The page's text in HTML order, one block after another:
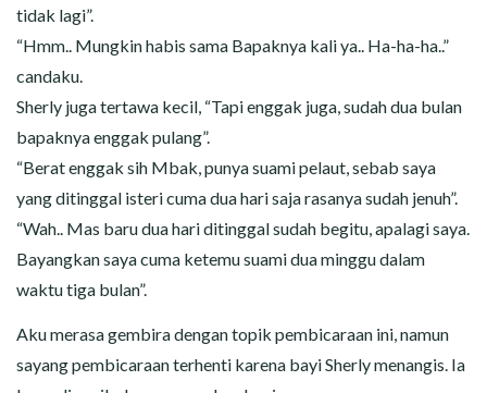
tidak lagi”.
“Hmm.. Mungkin habis sama Bapaknya kali ya.. Ha-ha-ha..”
candaku.
Sherly juga tertawa kecil, “Tapi enggak juga, sudah dua bulan
bapaknya enggak pulang”.
“Berat enggak sih Mbak, punya suami pelaut, sebab saya
yang ditinggal isteri cuma dua hari saja rasanya sudah jenuh”.
“Wah.. Mas baru dua hari ditinggal sudah begitu, apalagi saya.
Bayangkan saya cuma ketemu suami dua minggu dalam
waktu tiga bulan”.
Aku merasa gembira dengan topik pembicaraan ini, namun
sayang pembicaraan terhenti karena bayi Sherly menangis. Ia